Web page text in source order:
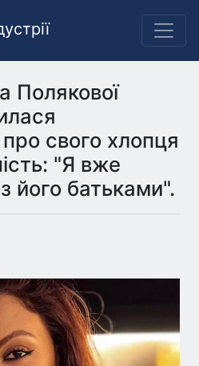
Полякової
свого хлопця
"Я вже
його батьками".